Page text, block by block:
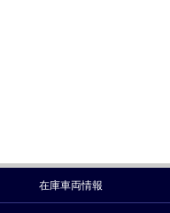
在庫車両情報